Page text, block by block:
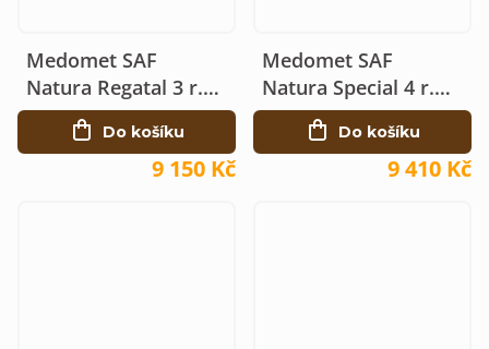
Medomet SAF
Natura Regatal 3 r.
manuální Ø525
9 150 Kč
Do košíku
Medomet SAF
Natura Special 4 r.
manuální Ø525
9 410 Kč
Do košíku